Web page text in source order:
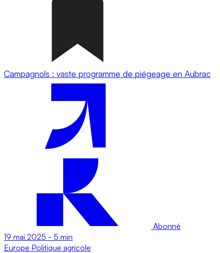
Campagnols : vaste programme de piégeage en Aubrac
Abonné
19 mai 2025 - 5 min
Europe Politique agricole